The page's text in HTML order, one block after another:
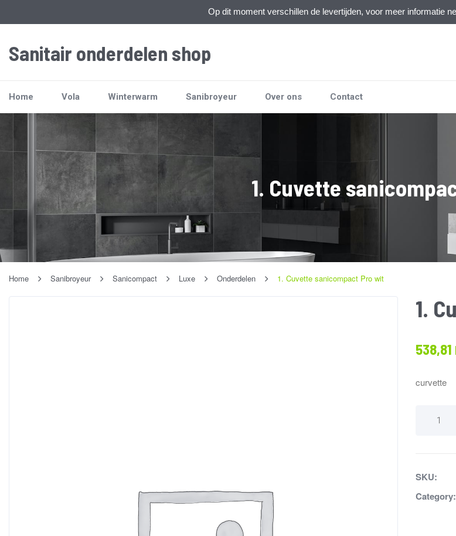
Op dit moment verschillen de levertijden, voor meer informatie
Sanitair onderdelen shop
Home Vola Winterwarm Sanibroyeur Over ons Contact
1. Cuvette
Home Sanibroyeur Sanicompact Luxe Onderdelen 1. Cuvette sanicompact Pro wit
1.
538,81
curvette
Cuvette
SKU:
Category: